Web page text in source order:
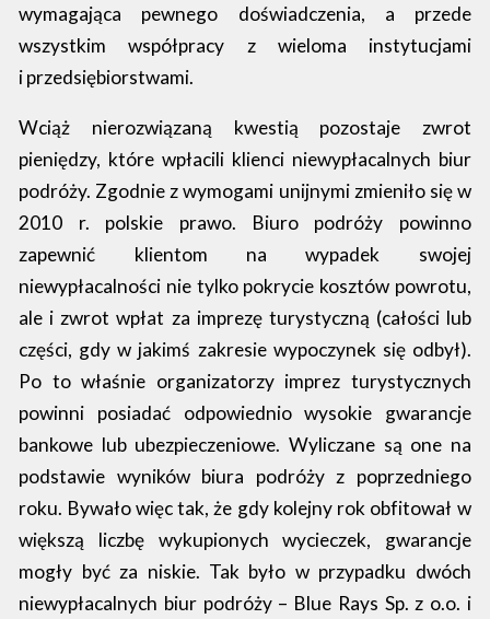
wymagająca pewnego doświadczenia, a przede
wszystkim współpracy z wieloma instytucjami
i przedsiębiorstwami.
Wciąż nierozwiązaną kwestią pozostaje zwrot
pieniędzy, które wpłacili klienci niewypłacalnych biur
podróży. Zgodnie z wymogami unijnymi zmieniło się w
2010 r. polskie prawo. Biuro podróży powinno
zapewnić klientom na wypadek swojej
niewypłacalności nie tylko pokrycie kosztów powrotu,
ale i zwrot wpłat za imprezę turystyczną (całości lub
części, gdy w jakimś zakresie wypoczynek się odbył).
Po to właśnie organizatorzy imprez turystycznych
powinni posiadać odpowiednio wysokie gwarancje
bankowe lub ubezpieczeniowe. Wyliczane są one na
podstawie wyników biura podróży z poprzedniego
roku. Bywało więc tak, że gdy kolejny rok obfitował w
większą liczbę wykupionych wycieczek, gwarancje
mogły być za niskie. Tak było w przypadku dwóch
niewypłacalnych biur podróży – Blue Rays Sp. z o.o. i